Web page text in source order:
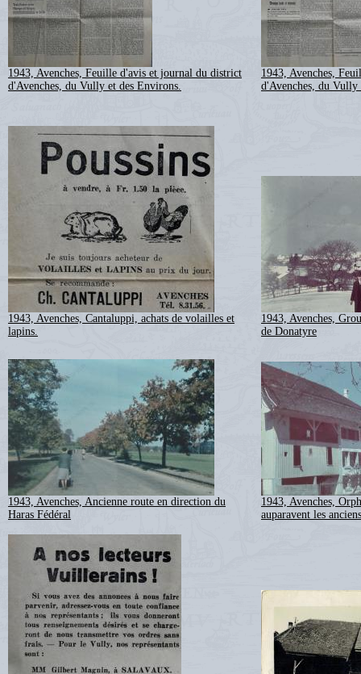
1943, Avenches, Feuille d'avis et journal du district
d'Avenches, du Vully et des Environs.
1943, Avenches,
d'Avenches, du Vully
1943, Avenches, Cantaluppi, achats de volailles et
lapins.
1943, Avenches,
de Donatyre
1943, Avenches, Ancienne route en direction du
Haras Fédéral
1943, Avenches,
auparavent les